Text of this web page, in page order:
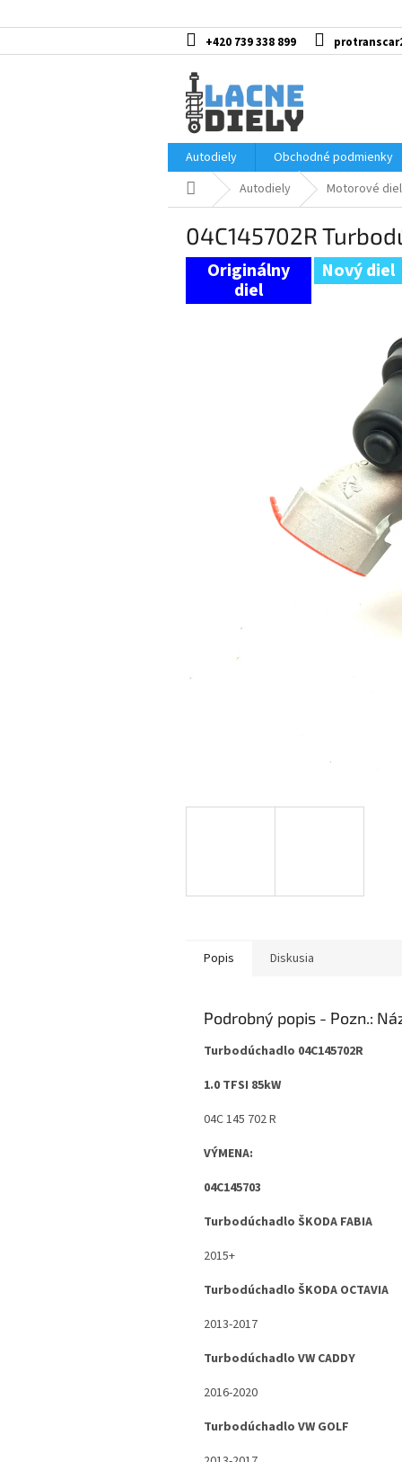
na
+420 739 338 899
Autodiely
Obchodné podmienky
DomovAutodiely Motorové
04C145702R
Nový diel
Popis Diskusia
Podrobný popis
Turbodúchadlo 04C145702R
1.0 TFSI 85kW
04C 145 702 R
VÝMENA:
04C145703
Turbodúchadlo ŠKODA FABIA
2015+
Turbodúchadlo ŠKODA OCTAVIA
2013-2017
Turbodúchadlo VW CADDY
2016-2020
Turbodúchadlo VW GOLF